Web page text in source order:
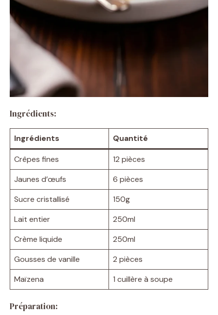
Ingrédients:
Ingrédients Quantité
Crêpes fines
12 pièces
Jaunes d’œufs
6 pièces
Sucre cristallisé
150g
Lait entier
250ml
Crème liquide
250ml
Gousses de vanille
2 pièces
Maïzena
1 cuillère à soupe
Préparation: